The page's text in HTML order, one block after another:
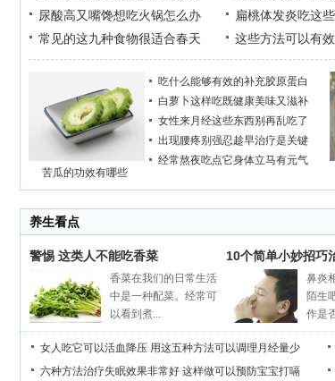
尿酸高又嘴馋想吃火锅怎么办
常见的这九种食物很适合春天
扁桃体发炎吃这
这些方法可以有
苦瓜的功效有哪些
吃什么能够有效的补充胶原蛋白
白萝卜这样吃既健康美味又滋补
女性来月经这些东西别再乱吃了
出现腰疼别强忍趁早治疗是关键
经常熬夜吃点它身体立马有元气
养生看点
警惕 这类人不能吃香菜
香菜在我们的日常生活
中是一种配菜。经常可
以看到煮...
10个简单小妙招巧
鼻炎
陌生
作是
女人吃它可以活血降压 用这五种方法可以调理月经量少
六种方法治疗失眠效果非常好 这样做可以预防宝宝打嗝